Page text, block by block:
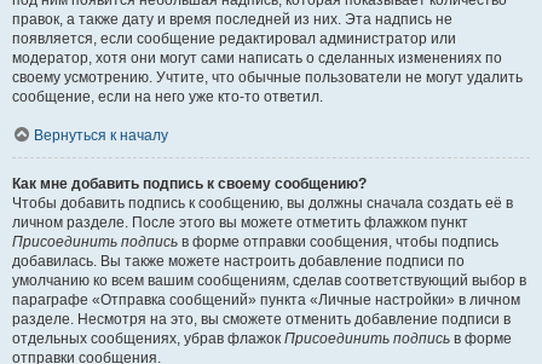
правок, а также дату и время последней из них. Эта надпись не
появляется, если сообщение редактировал администратор или
модератор, хотя они могут сами написать о сделанных изменениях по
своему усмотрению. Учтите, что обычные пользователи не могут удалить
сообщение, если на него уже кто-то ответил.
Вернуться к началу
Как мне добавить подпись к своему сообщению?
Чтобы добавить подпись к сообщению, вы должны сначала создать её в
личном разделе. После этого вы можете отметить флажком пункт
Присоединить подпись в форме отправки сообщения, чтобы подпись
добавилась. Вы также можете настроить добавление подписи по
умолчанию ко всем вашим сообщениям, сделав соответствующий выбор в
параграфе «Отправка сообщений» пункта «Личные настройки» в личном
разделе. Несмотря на это, вы сможете отменить добавление подписи в
отдельных сообщениях, убрав флажок Присоединить подпись в форме
отправки сообщения.